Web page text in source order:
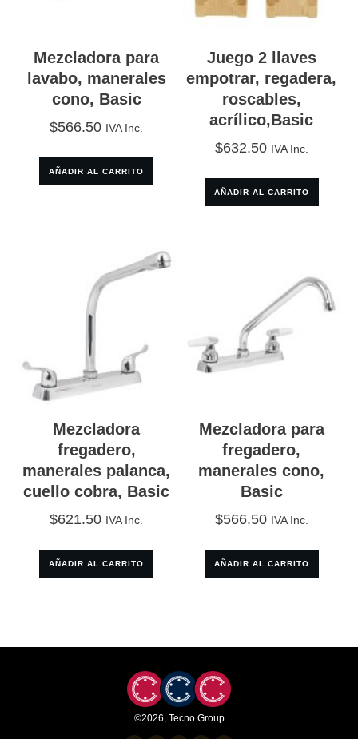
Mezcladora para
lavabo, manerales
cono, Basic
$566.50 IVA Inc.
AÑADIR AL CARRITO
Juego 2 llaves
empotrar, regadera,
roscables,
acrílico,Basic
$632.50 IVA Inc.
AÑADIR AL CARRITO
Mezcladora
fregadero,
manerales palanca,
cuello cobra, Basic
$621.50 IVA Inc.
AÑADIR AL CARRITO
Mezcladora para
fregadero,
manerales cono,
Basic
$566.50 IVA Inc.
AÑADIR AL CARRITO
©2026, Tecno Group